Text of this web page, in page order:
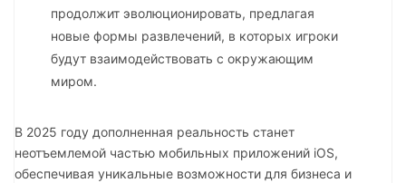
продолжит эволюционировать, предлагая
новые формы развлечений, в которых игроки
будут взаимодействовать с окружающим
миром.
В 2025 году дополненная реальность станет
неотъемлемой частью мобильных приложений iOS,
обеспечивая уникальные возможности для бизнеса и